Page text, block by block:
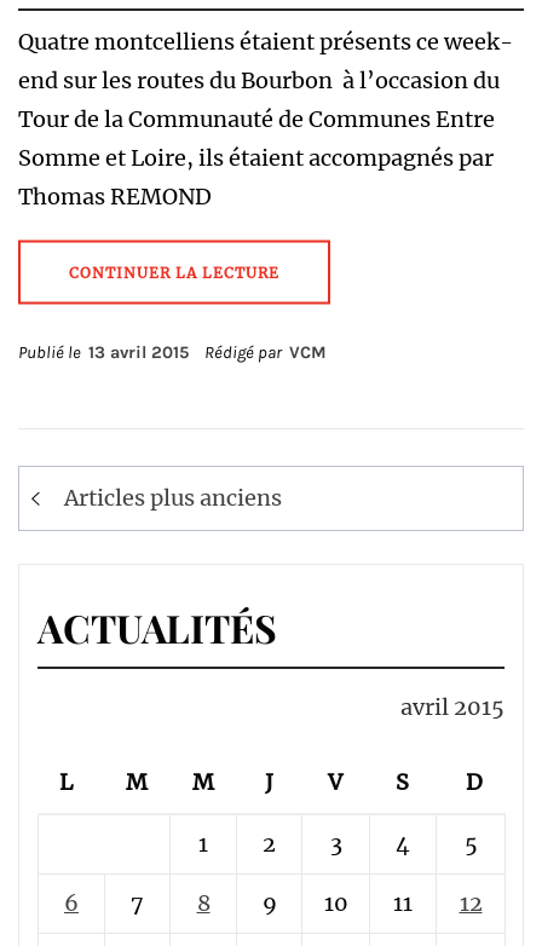
Quatre montcelliens étaient présents ce week-
end sur les routes du Bourbon à l’occasion du
Tour de la Communauté de Communes Entre
Somme et Loire, ils étaient accompagnés par
Thomas REMOND
CONTINUER LA LECTURE
Publié le 13 avril 2015 Rédigé par VCM
Navigation
des
Articles plus anciens
ACTUALITÉS
avril 2015
L M M J V S D
1 2 3 4 5
6 7 8 9 10 11 12